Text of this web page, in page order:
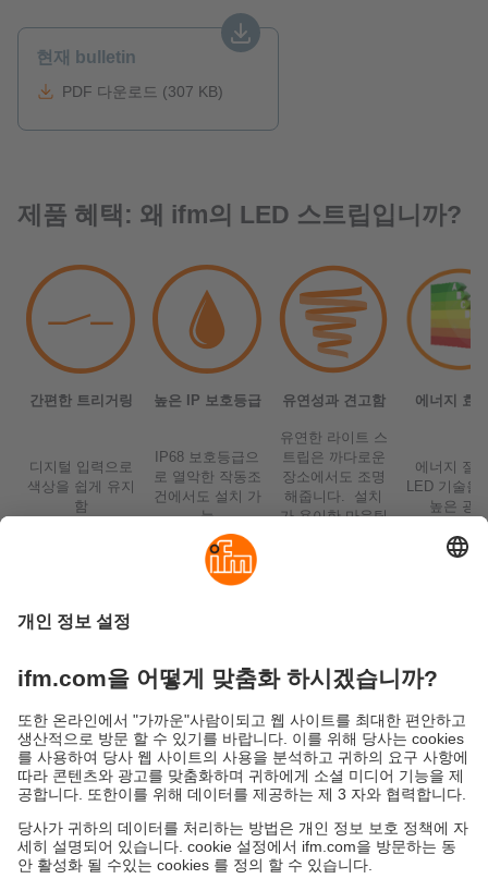
현재 bulletin
PDF 다운로드 (307 KB)
제품 혜택: 왜 ifm의 LED 스트립입니까?
간편한 트리거링 높은 IP 보호등급 유연성과 견고함 에너지 효
디지털 입력으로
색상을 쉽게 유지
함
IP68 보호등급으
로 열악한 작동조
건에서도 설치 가
능
유연한 라이트 스
트립은 까다로운
장소에서도 조명
해줍니다. 설치
가 용이한 마운팅
에너지 절
LED 기술을
높은 광
액세서리
이용약관
Warranty 정책
Responsible Disclosure
Cookies